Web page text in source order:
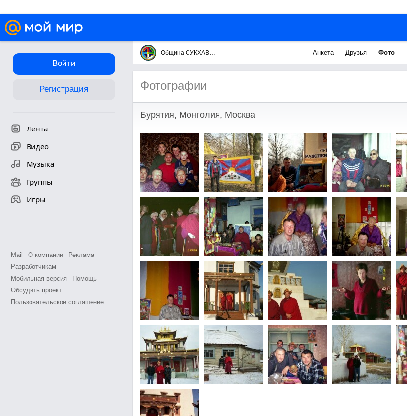
Войти
Регистрация
Лента
Видео
Музыка
Группы
Игры
Mail О компании
Реклама
Разработчикам
Мобильная версия
Помощь
Обсудить проект
Пользовательское соглашение
Община СУКХАВАТИ Анкета Друзья Фото
Фотографии
Бурятия, Монголия, Москва